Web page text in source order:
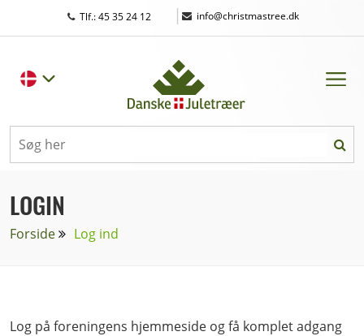
Tlf.: 45 35 24 12 | info@christmastree.dk
LOGIN
Forside Log ind
Log på foreningens hjemmeside og få komplet adgang